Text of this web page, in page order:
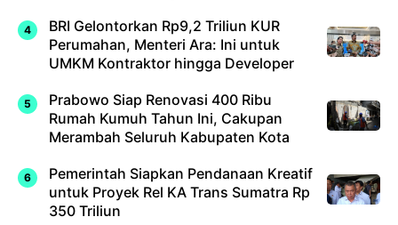
BRI Gelontorkan Rp9,2 Triliun KUR
Perumahan, Menteri Ara: Ini untuk
UMKM Kontraktor hingga Developer
Prabowo Siap Renovasi 400 Ribu
Rumah Kumuh Tahun Ini, Cakupan
Merambah Seluruh Kabupaten Kota
Pemerintah Siapkan Pendanaan Kreatif
untuk Proyek Rel KA Trans Sumatra Rp
350 Triliun